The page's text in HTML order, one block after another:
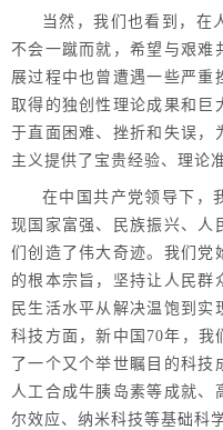
当然，我们也看到，在
不会一蹴而就，希望与艰难
展过程中也曾遭遇一些严重
取得的独创性理论成果和巨
于直面困难、挫折和失误，
主义提供了宝贵经验、理论
在中国共产党领导下，
现国家富强、民族振兴、人
们创造了伟大奇迹。我们党
的根本宗旨，坚持让人民群
民生活水平从解决温饱到实
科技方面，新中国70年，我
了一个又个举世瞩目的科技
人工合成牛胰岛素等成就、
尔效应、纳米科技等基础科